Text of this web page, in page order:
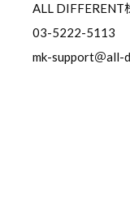
ALL DIFFERENT
03-5222-5113
mk-support＠all-